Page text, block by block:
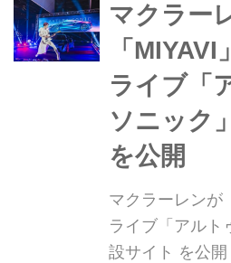
マクラー
「
ライブ「
ソニック
を公開
マクラーレンが
ライブ「アルト
設サイト を公